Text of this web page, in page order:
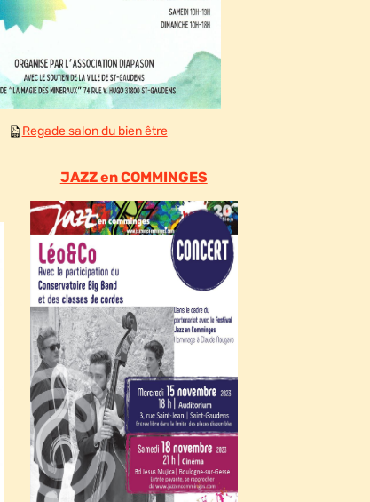
Regade salon du bien être
JAZZ en COMMINGES